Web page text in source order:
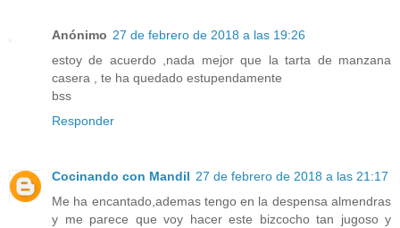
Anónimo 27 de febrero de 2018 a las 19:26
estoy de acuerdo ,nada mejor que la tarta de manzana
casera , te ha quedado estupendamente
bss
Responder
Cocinando con Mandil 27 de febrero de 2018 a las 21:17
Me ha encantado,ademas tengo en la despensa almendras
y me parece que voy hacer este bizcocho tan jugoso y